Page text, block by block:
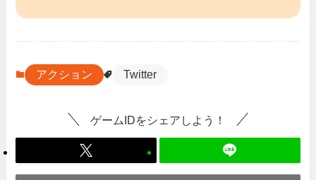
アクション Twitter
ゲームIDをシェアしよう！